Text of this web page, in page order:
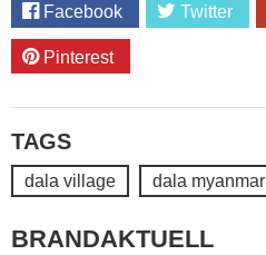
Facebook Twitter
Pinterest
TAGS
dala village dala myanmar
BRANDAKTUELL